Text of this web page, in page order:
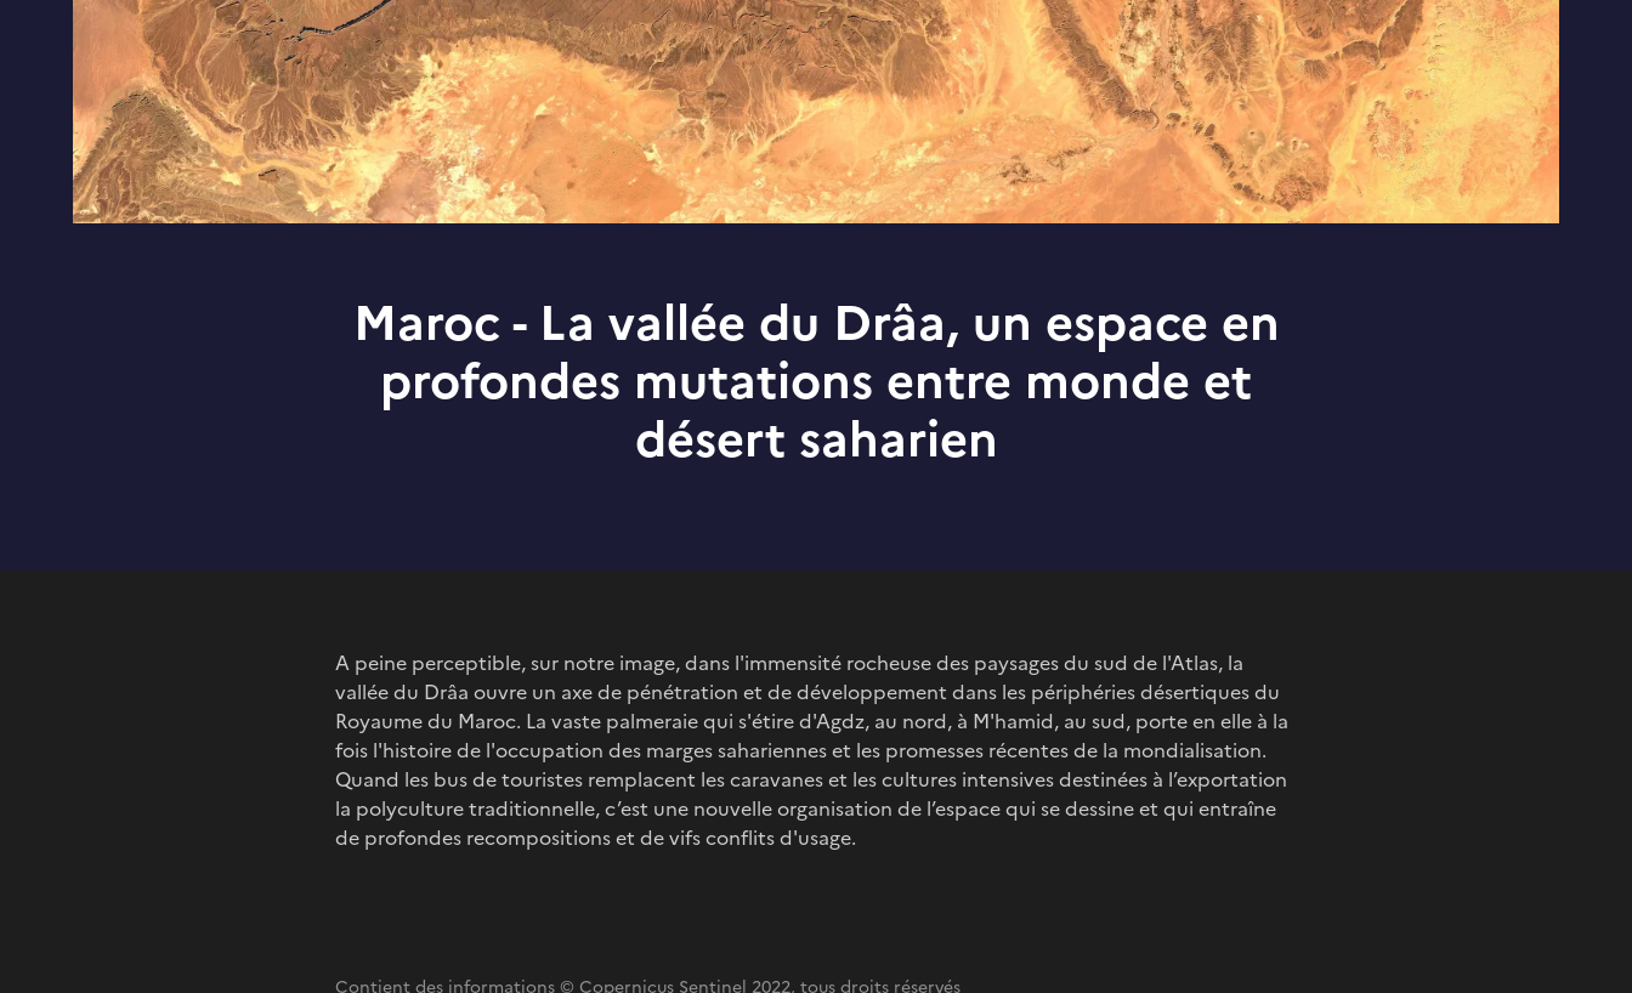
Maroc - La vallée du Drâa, un espace en
profondes mutations entre monde et
désert saharien
A peine perceptible, sur notre image, dans l'immensité rocheuse des paysages du sud de l'Atlas, la
vallée du Drâa ouvre un axe de pénétration et de développement dans les périphéries désertiques du
Royaume du Maroc. La vaste palmeraie qui s'étire d'Agdz, au nord, à M'hamid, au sud, porte en elle à la
fois l'histoire de l'occupation des marges sahariennes et les promesses récentes de la mondialisation.
Quand les bus de touristes remplacent les caravanes et les cultures intensives destinées à l’exportation
la polyculture traditionnelle, c’est une nouvelle organisation de l’espace qui se dessine et qui entraîne
de profondes recompositions et de vifs conflits d'usage.
Contient des informations © Copernicus Sentinel 2022, tous droits réservés